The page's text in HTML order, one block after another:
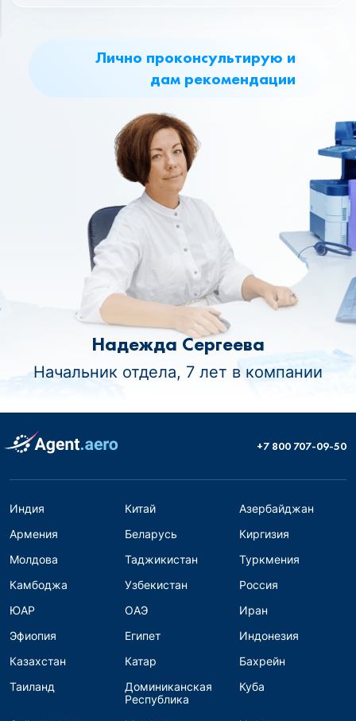
Лично проконсультирую и
дам рекомендации
Надежда Сергеева
Начальник отдела, 7 лет в компании
+7 800 707-09-50
Индия Китай
Азербайджан
Армения
Беларусь
Киргизия
Молдова
Таджикистан
Туркмения
Камбоджа
Узбекистан
Россия
ЮАР
ОАЭ
Иран
Эфиопия
Египет
Индонезия
Казахстан
Катар
Бахрейн
Таиланд
Доминиканская
Республика
Куба